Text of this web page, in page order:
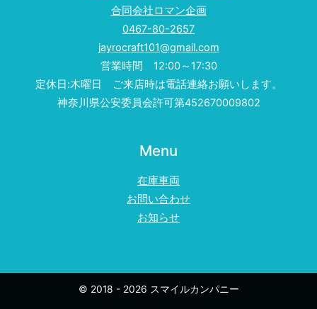
合同会社ロマン企画
0467-80-2657
jayrocraft101@gmail.com
営業時間 12:00～17:30
定休日:木曜日 ご来店時は電話連絡お願いします。
神奈川県公安委員会許可第452670009802
Menu
在庫車両
お問い合わせ
お知らせ
© 2018 - 2026 スマイルカンパニー